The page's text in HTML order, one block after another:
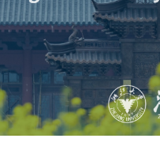
支持保障
Work and Life
工作条件